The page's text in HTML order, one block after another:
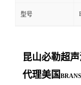
型号
昆山必勒超
代理美国